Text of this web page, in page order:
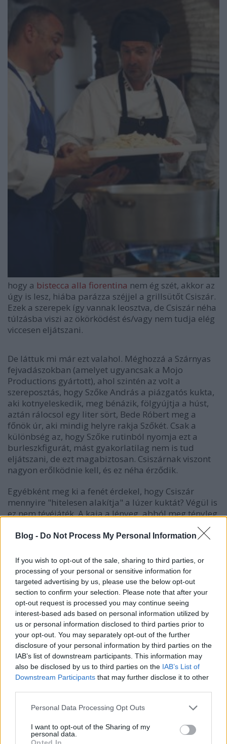
Blog - Do Not Process My Personal Information
If you wish to opt-out of the sale, sharing to third parties, or
processing of your personal or sensitive information for
targeted advertising by us, please use the below opt-out
section to confirm your selection. Please note that after your
opt-out request is processed you may continue seeing
interest-based ads based on personal information utilized by
us or personal information disclosed to third parties prior to
your opt-out. You may separately opt-out of the further
disclosure of your personal information by third parties on the
IAB’s list of downstream participants. This information may
also be disclosed by us to third parties on the IAB’s List of
Downstream Participants that may further disclose it to other
Please note that this website/app uses one or more Google
not limited to your visit or usage behaviour. You may click to
grant or deny consent to Google and its third-party tags to
Personal Data Processing Opt Outs
I want to opt-out of the Sharing of my
personal data.
Opted In
hogy a bistecca alla fiorentina nem ég szét, akkor az
úgy is lesz, hiába parázza széjjel a grillsütőt Csiszár.
Ezek a szerepek így vannak leosztva, de Csiszár néha
túlzásba viszi az ökörködést és/vagy nem tudja elég
viccesen eljátszani.
De láttuk mi már ezt valahol. Méghozzá a Szárnyas
fejvadászokban (amelyet ugyancsak a Mojo
Productions gyártott), ahol szintén az volt a
szereposztás, hogy Szőke András a piázgatós kukta,
aki kotnyeleskedik, meg bénázik, fölgyújtja a húst,
aztán rálocsol egy liter sört, Bede Róbert meg a
főnök úr, aki mindig helyre rakja Szőkét. Csak a
különbség az, hogy Szőke rutinból nyomja ezt a
burleszkfigurát, mást gyakorlatilag nem is tud
eljátszani, de ezt magabiztosan. Csiszárnak viszont
nagyon erőlködnie kell, és ez néha érződik.
Egyébként meg ki a fenét érdekel, hogy Csiszár
mennyire "hitelesen alakítja" a lúzer kuktát? Végül is
ez nem tévéjáték. A kaja a lényeg, abból meg tényleg
a legjobbakat süti/főzi Sandro. Nem kifejezetten
receptműsor ez, ugyanis az alapanyagok egy része
recepteket sem ismétlik el részletesen a végén,
úgyhogy ez a műsor inkább az itáliai
gasztrokultúráról, életérzésről, meg arról szól, hogy
az olaszok mennyire nem bonyolítják túl a dolgokat,
és mégis mennyire jó kajákat esznek.
Péntekenként 21:30-tól a TV Paprikán (ismétlés
vasárnap 23-tól).
Címkék:vélemény tv paprika kaja konyha csiszár jenő